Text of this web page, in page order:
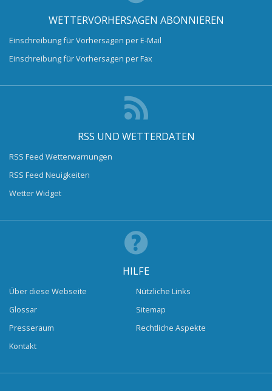
WETTERVORHERSAGEN ABONNIEREN
Einschreibung für Vorhersagen per E-Mail
Einschreibung für Vorhersagen per Fax
RSS UND WETTERDATEN
RSS Feed Wetterwarnungen
RSS Feed Neuigkeiten
Wetter Widget
HILFE
Über diese Webseite
Glossar
Presseraum
Kontakt
Nützliche Links
Sitemap
Rechtliche Aspekte